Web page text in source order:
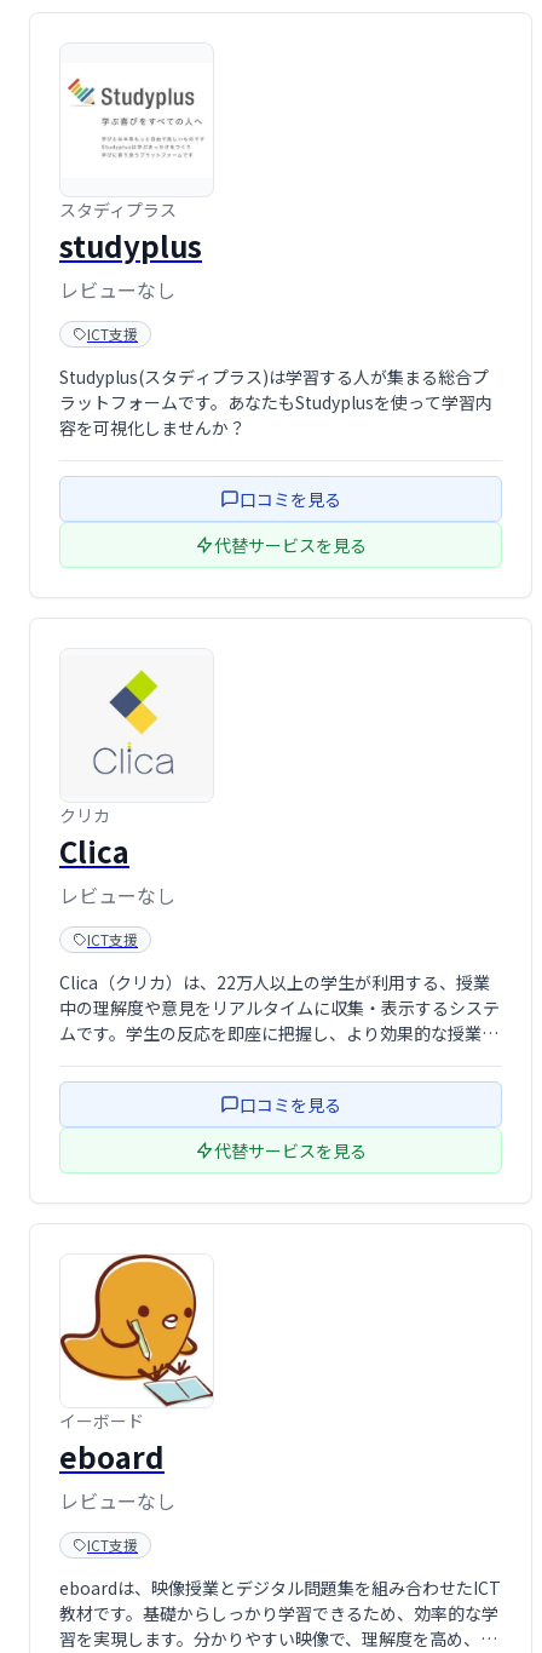
スタディプラス
studyplus
レビューなし
ICT支援
Studyplus(スタディプラス)は学習する人が集まる総合プ
ラットフォームです。​あなたもStudyplusを使って学習内
容を可視化しませんか？
口コミを見る
代替サービスを見る
クリカ
Clica
レビューなし
ICT支援
Clica（クリカ）は、22万人以上の学生が利用する、授業
中の理解度や意見をリアルタイムに収集・表示するシステ
ムです。学生の反応を即座に把握し、より効果的な授業展
で、学びを深めるサポートをします。
口コミを見る
代替サービスを見る
イーボード
eboard
レビューなし
ICT支援
eboardは、映像授業とデジタル問題集を組み合わせたICT
教材です。基礎からしっかり学習できるため、効率的な学
習を実現します。分かりやすい映像で、理解度を高め、デ